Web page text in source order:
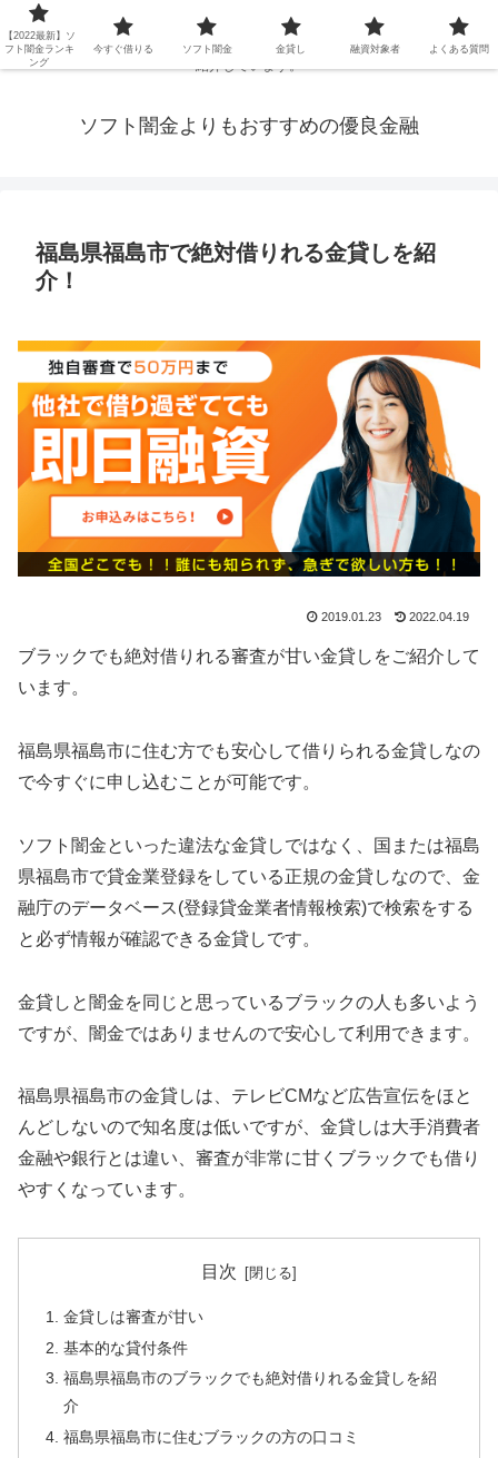
延滞ブラックや年金・生活保護・主婦・パート・派遣など消費者金融でお金を
借りられないブラックの方でも、即日融資で借りられる審査が甘い優良街金を
紹介しています。
ソフト闇金よりもおすすめの優良金融
福島県福島市で絶対借りれる金貸しを紹
介！
2019.01.23 2022.04.19
ブラックでも絶対借りれる審査が甘い金貸しをご紹介して
います。
福島県福島市に住む方でも安心して借りられる金貸しなの
で今すぐに申し込むことが可能です。
ソフト闇金といった違法な金貸しではなく、国または福島
県福島市で貸金業登録をしている正規の金貸しなので、金
融庁のデータベース(登録貸金業者情報検索)で検索をする
と必ず情報が確認できる金貸しです。
金貸しと闇金を同じと思っているブラックの人も多いよう
ですが、闇金ではありませんので安心して利用できます。
福島県福島市の金貸しは、テレビCMなど広告宣伝をほと
んどしないので知名度は低いですが、金貸しは大手消費者
金融や銀行とは違い、審査が非常に甘くブラックでも借り
やすくなっています。
目次
金貸しは審査が甘い
基本的な貸付条件
福島県福島市のブラックでも絶対借りれる金貸しを紹
介
福島県福島市に住むブラックの方の口コミ
【2022最新】ソ
フト闇金ランキ
ング
今すぐ借りる ソフト闇金 金貸し 融資対象者 よくある質問